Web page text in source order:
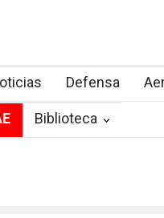
Defensa
Biblioteca